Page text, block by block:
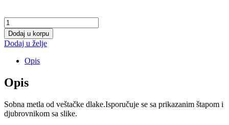
Portviš
metla
-
LEPTIR
količina
Dodaj u korpu
Dodaj u želje
Opis
Opis
Sobna metla od veštačke dlake.Isporučuje se sa prikazanim štapom i
djubrovnikom sa slike.